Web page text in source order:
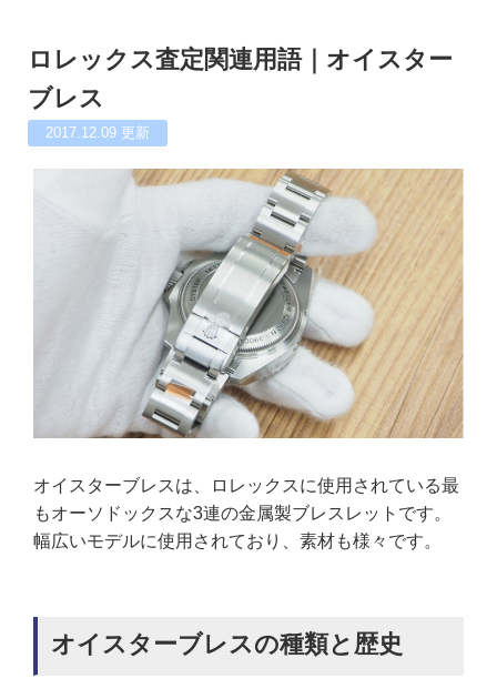
ロレックス査定関連用語｜オイスター
ブレス
2017.12.09 更新
オイスターブレスは、ロレックスに使用されている最
もオーソドックスな3連の金属製ブレスレットです。
幅広いモデルに使用されており、素材も様々です。
オイスターブレスの種類と歴史